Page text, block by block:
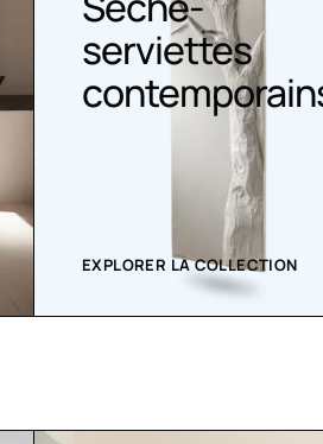
serviettes
EXPLORER LA COLLECTION